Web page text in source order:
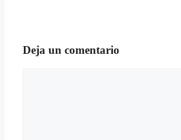
Deja un comentario